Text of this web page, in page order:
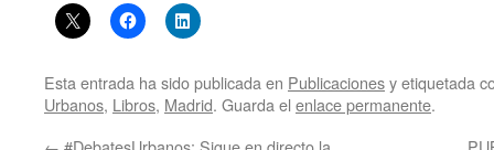
Esta entrada ha sido publicada en Publicacionesy etiquetada
Urbanos, Libros, Madrid. Guarda el enlace permanente.